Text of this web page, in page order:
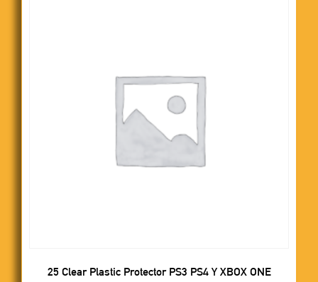
25 Clear Plastic Protector PS3 PS4 Y XBOX ONE